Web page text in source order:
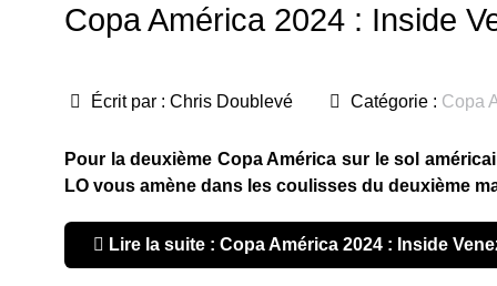
Copa América 2024 : Inside
Écrit par : Chris Doublevé Catégorie : Copa
Pour la deuxième Copa América sur le sol
LO vous amène dans les coulisses du deuxième
Lire la suite : Copa América 2024 : Inside